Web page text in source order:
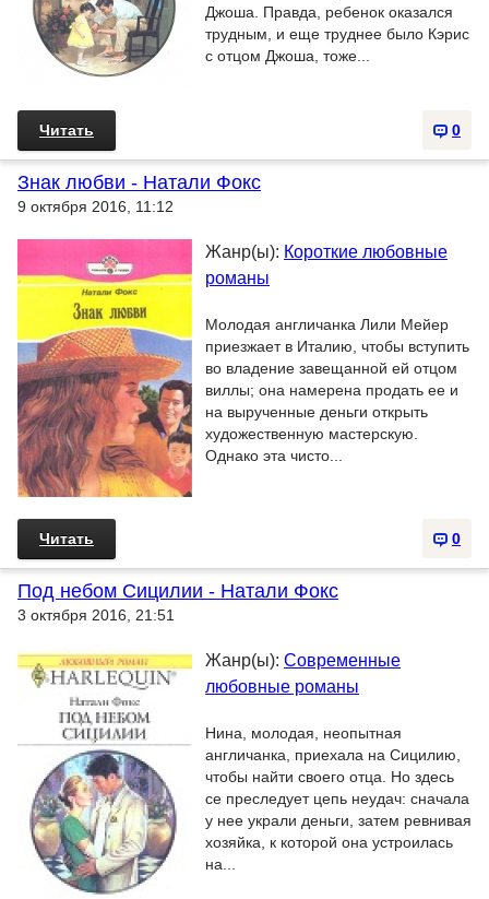
Джоша. Правда, ребенок оказался
трудным, и еще труднее было Кэрис
с отцом Джоша, тоже...
0
Читать
Знак любви - Натали Фокс
9 октября 2016, 11:12
Жанр(ы): Короткие любовные
романы
Молодая англичанка Лили Мейер
приезжает в Италию, чтобы вступить
во владение завещанной ей отцом
виллы; она намерена продать ее и
на вырученные деньги открыть
художественную мастерскую.
Однако эта чисто...
0
Читать
Под небом Сицилии - Натали Фокс
3 октября 2016, 21:51
Жанр(ы): Современные
любовные романы
Нина, молодая, неопытная
англичанка, приехала на Сицилию,
чтобы найти своего отца. Но здесь
се преследует цепь неудач: сначала
у нее украли деньги, затем ревнивая
хозяйка, к которой она устроилась
на...